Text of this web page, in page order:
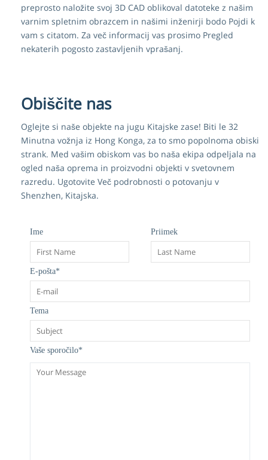
preprosto naložite svoj 3D CAD oblikoval datoteke z našim
varnim spletnim obrazcem in našimi inženirji bodo Pojdi k
vam s citatom. Za več informacij vas prosimo Pregled
nekaterih pogosto zastavljenih vprašanj.
Obiščite nas
Oglejte si naše objekte na jugu Kitajske zase! Biti le 32
Minutna vožnja iz Hong Konga, za to smo popolnoma obiski
strank. Med vašim obiskom vas bo naša ekipa odpeljala na
ogled naša oprema in proizvodni objekti v svetovnem
razredu. Ugotovite Več podrobnosti o potovanju v
Shenzhen, Kitajska.
Ime Priimek
E-pošta*
Tema
Vaše sporočilo*